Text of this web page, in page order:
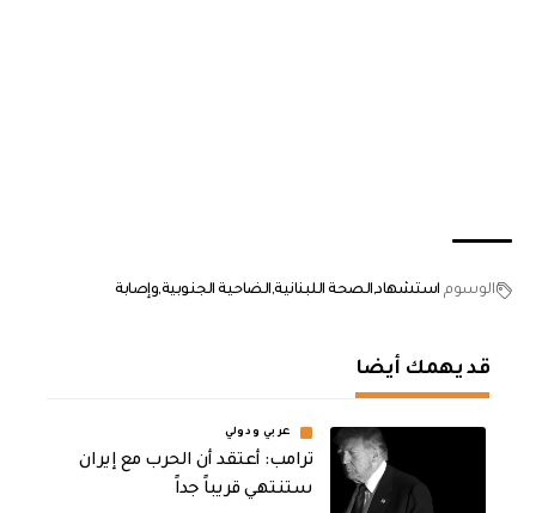
الوسوم استشهاد الصحة اللبنانية الضاحية الجنوبيةوإصابة
قد يهمك أيضا
عربي ودولي
‏ترامب: أعتقد أن الحرب مع إيران
ستنتهي قريباً جداً